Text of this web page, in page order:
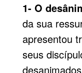
1- O
da sua
apresentou
seus